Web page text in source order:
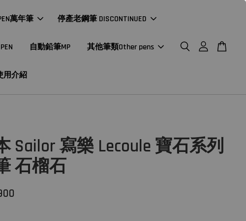
萬年筆 停產老鋼筆 DISCONTINUED
自動鉛筆MP 其他筆類Other pens
用介紹
Sailor 寫樂 Lecoule 寶石系列
石榴石